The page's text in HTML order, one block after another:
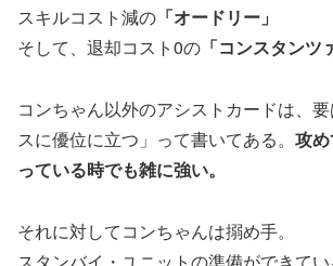
スキルコスト減の 「オードリー」
そして、退却コスト0の 「コンスタンツ
コンちゃん以外のアシストカードは、
スに優位に立つ」って書いてある。 攻
っている時でも雑に強い。
それに対してコンちゃんは搦め手。
スタンバイ・ユニットの準備ができて